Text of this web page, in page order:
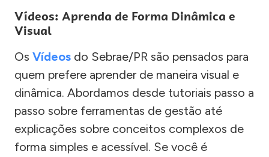
Vídeos: Aprenda de Forma Dinâmica e
Visual
Os Vídeos do Sebrae/PR são pensados para
quem prefere aprender de maneira visual e
dinâmica. Abordamos desde tutoriais passo a
passo sobre ferramentas de gestão até
explicações sobre conceitos complexos de
forma simples e acessível. Se você é